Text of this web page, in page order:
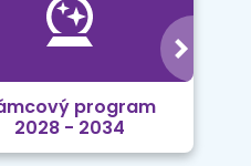
program
2028 - 2034